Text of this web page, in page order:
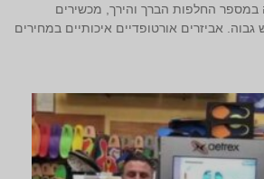
במספר החלפות הברך והירך, מכשירים
גבוה. אביזרים אורטופדיים איכותיים במחירים